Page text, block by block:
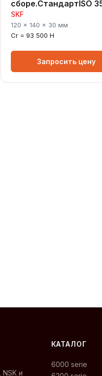
сборе.СтандартISO
SKF
120 × 140 × 30 мм
Cr = 93 500 Н
Запросить цену
и
КАТАЛОГ
6000 serie